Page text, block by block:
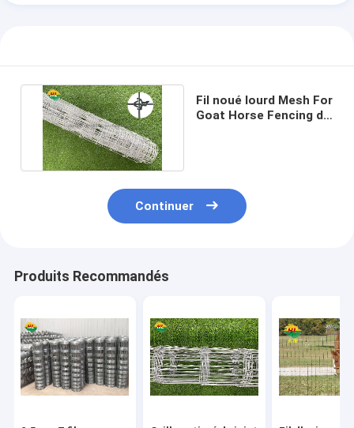
Fil noué lourd Mesh For
Goat Horse Fencing de
Continuer
Produits Recommandés